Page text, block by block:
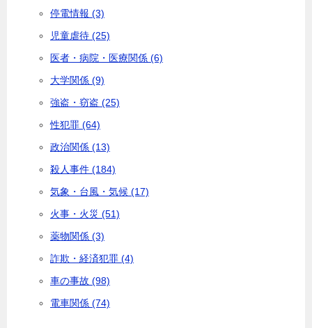
停電情報 (3)
児童虐待 (25)
医者・病院・医療関係 (6)
大学関係 (9)
強盗・窃盗 (25)
性犯罪 (64)
政治関係 (13)
殺人事件 (184)
気象・台風・気候 (17)
火事・火災 (51)
薬物関係 (3)
詐欺・経済犯罪 (4)
車の事故 (98)
電車関係 (74)